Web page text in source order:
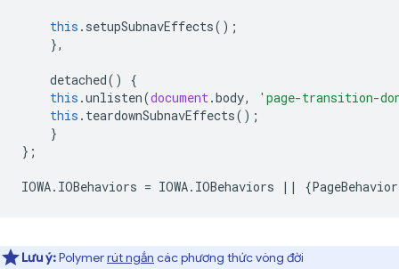
this . setupSubnavEffects();
},
detached()
{
this .unlisten(document.body,
'page-transition-
this . teardownSubnavEffects();
}
};
IOWA. IOBehaviors = IOWA. IOBehaviors || {PageBehavior
Lưu ý:Polymerrút ngắn các phương thức vòng đời